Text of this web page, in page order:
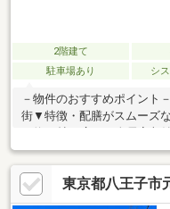
2階建て
駐車場あり
シ
－物件のおすすめポイント
街▼特徴・配膳がスムーズ
根付ルーフバルコニー・約
ッター車庫有(車種による)▼
所▼2025年8月内外装リフ
室クロス張替、外壁屋根塗
東京都八王子市